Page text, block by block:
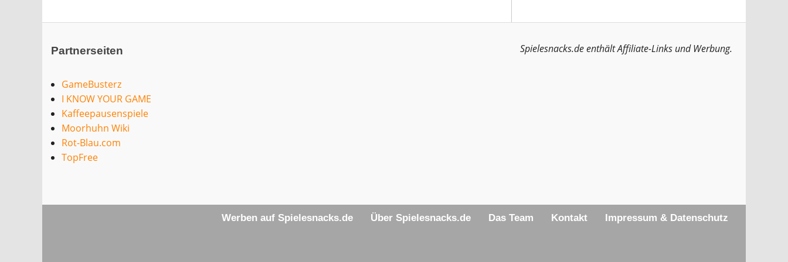
Partnerseiten
GameBusterz
I KNOW YOUR GAME
Kaffeepausenspiele
Moorhuhn Wiki
Rot-Blau.com
TopFree
Spielesnacks.de enthält Affiliate-Links und Werbung.
Werben auf Spielesnacks.de Über Spielesnacks.de Das Team Kontakt Impressum & Datenschutz